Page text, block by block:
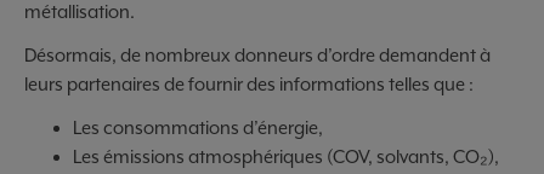
métallisation.
Désormais, de nombreux donneurs d’ordre demandent à
leurs partenaires de fournir des informations telles que :
Les consommations d’énergie,
Les émissions atmosphériques (COV, solvants, CO₂),